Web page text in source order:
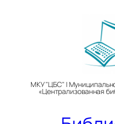
МКУ "ЦБС" |
«Централизованная